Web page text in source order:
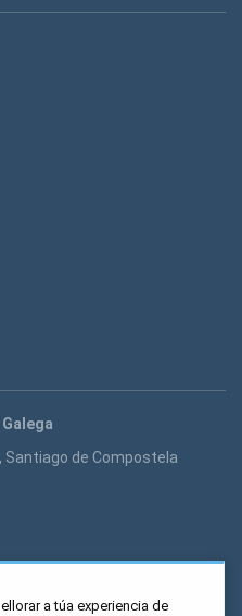
Santiago de Compostela
a túa experiencia de